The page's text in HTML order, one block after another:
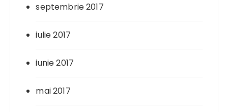
septembrie 2017
iulie 2017
iunie 2017
mai 2017